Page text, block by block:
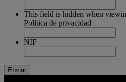
This field is hidden when
Política de privacidad
NIF